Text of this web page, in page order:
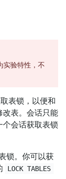
实验特性，不
表锁，以便和
改表。会话只能
会话获取表锁
锁。你可以获
LOCK TABLES